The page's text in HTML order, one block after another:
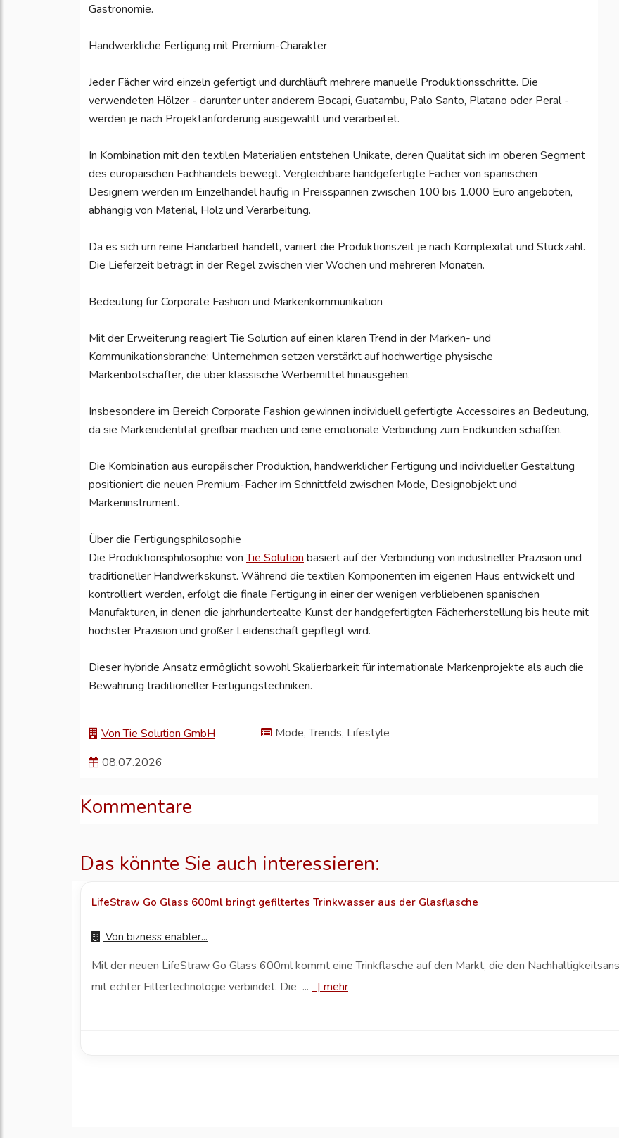
Gastronomie.
Handwerkliche Fertigung mit Premium-Charakter
Jeder Fächer wird einzeln gefertigt und durchläuft mehrere manuelle Produktionsschritte. Die
verwendeten Hölzer - darunter unter anderem Bocapi, Guatambu, Palo Santo, Platano oder Peral -
werden je nach Projektanforderung ausgewählt und verarbeitet.
In Kombination mit den textilen Materialien entstehen Unikate, deren Qualität sich im oberen Segment
des europäischen Fachhandels bewegt. Vergleichbare handgefertigte Fächer von spanischen
Designern werden im Einzelhandel häufig in Preisspannen zwischen 100 bis 1.000 Euro angeboten,
abhängig von Material, Holz und Verarbeitung.
Da es sich um reine Handarbeit handelt, variiert die Produktionszeit je nach Komplexität und Stückzahl.
Die Lieferzeit beträgt in der Regel zwischen vier Wochen und mehreren Monaten.
Bedeutung für Corporate Fashion und Markenkommunikation
Mit der Erweiterung reagiert Tie Solution auf einen klaren Trend in der Marken- und
Kommunikationsbranche: Unternehmen setzen verstärkt auf hochwertige physische
Markenbotschafter, die über klassische Werbemittel hinausgehen.
Insbesondere im Bereich Corporate Fashion gewinnen individuell gefertigte Accessoires an Bedeutung,
da sie Markenidentität greifbar machen und eine emotionale Verbindung zum Endkunden schaffen.
Die Kombination aus europäischer Produktion, handwerklicher Fertigung und individueller Gestaltung
positioniert die neuen Premium-Fächer im Schnittfeld zwischen Mode, Designobjekt und
Markeninstrument.
Über die Fertigungsphilosophie
Die Produktionsphilosophie vonTie Solutionbasiert auf der Verbindung von industrieller Präzision und
traditioneller Handwerkskunst. Während die textilen Komponenten im eigenen Haus entwickelt und
kontrolliert werden, erfolgt die finale Fertigung in einer der wenigen verbliebenen spanischen
Manufakturen, in denen die jahrhundertealte Kunst der handgefertigten Fächerherstellung bis heute mit
höchster Präzision und großer Leidenschaft gepflegt wird.
Dieser hybride Ansatz ermöglicht sowohl Skalierbarkeit für internationale Markenprojekte als auch die
Bewahrung traditioneller Fertigungstechniken.
Von Tie Solution GmbH
Mode, Trends, Lifestyle
08.07.2026
Kommentare
Das könnte Sie auch interessieren:
LifeStraw Go Glass 600ml bringt gefiltertes Trinkwasser aus der Glasflasche
Von bizness enabler...
Mit der neuen LifeStraw Go Glass 600ml kommt eine Trinkflasche auf den Markt, die den
mit echter Filtertechnologie verbindet. Die ... |mehr